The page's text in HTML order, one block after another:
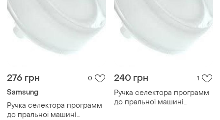
276 грн 0
Samsung
Ручка селектора программ
до пральної машині
240 грн 1
Ручка селектора программ
до пральної машині